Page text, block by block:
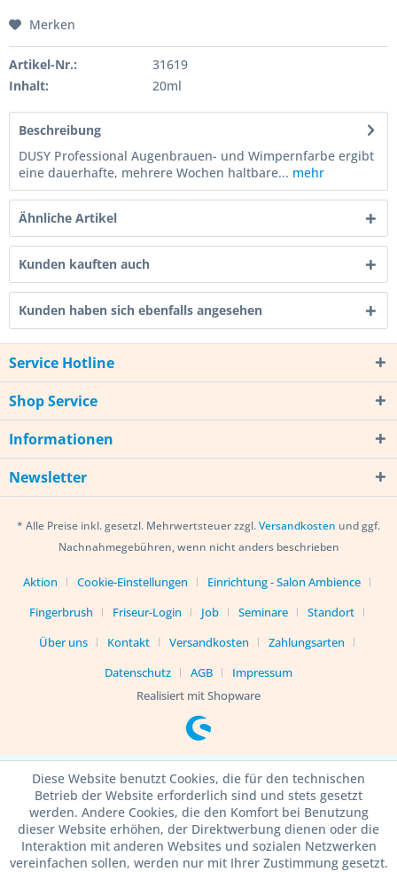
Merken
Artikel-Nr.:
31619
Inhalt:
20ml
Beschreibung
DUSY Professional Augenbrauen- und Wimpernfarbe ergibt
eine dauerhafte, mehrere Wochen haltbare... mehr
Ähnliche Artikel
Kunden kauften auch
Kunden haben sich ebenfalls angesehen
Service Hotline
Shop Service
Informationen
Newsletter
* Alle Preise inkl. gesetzl. Mehrwertsteuer zzgl.Versandkosten und ggf.
Nachnahmegebühren, wenn nicht anders beschrieben
Aktion Cookie-Einstellungen
Einrichtung - Salon Ambience
Fingerbrush
Friseur-Login Job Seminare
Standort
Über uns
Kontakt Versandkosten
Zahlungsarten
Datenschutz
AGB
Impressum
Realisiert mit Shopware
Diese Website benutzt Cookies, die für den technischen
Betrieb der Website erforderlich sind und stets gesetzt
werden. Andere Cookies, die den Komfort bei Benutzung
dieser Website erhöhen, der Direktwerbung dienen oder die
Interaktion mit anderen Websites und sozialen Netzwerken
vereinfachen sollen, werden nur mit Ihrer Zustimmung gesetzt.